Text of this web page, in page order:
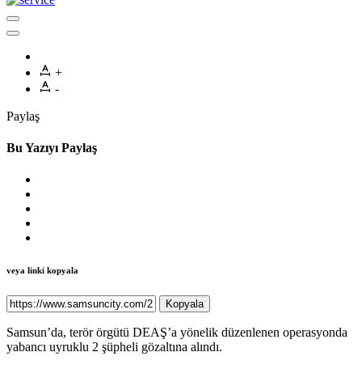
+
-
Paylaş
Bu Yazıyı Paylaş
veya linki kopyala
Kopyala
Samsun’da, terör örgütü DEAŞ’a yönelik düzenlenen operasyonda
yabancı uyruklu 2 şüpheli gözaltına alındı.